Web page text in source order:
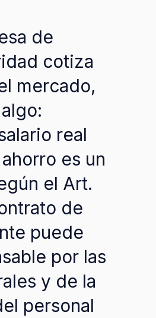
de
cotiza
mercado,
real
es un
el Art.
de
puede
por las
y de la
personal